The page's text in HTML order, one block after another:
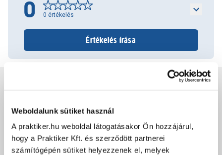
Weboldalunk sütiket használ
A praktiker.hu weboldal látogatásakor Ön hozzájárul,
hogy a Praktiker Kft. és szerződött partnerei
számítógépén sütiket helyezzenek el, melyek
0 0 értékelés
Értékelés írása
Csomagolási és súly információk
Dokumentumok, felelős személy